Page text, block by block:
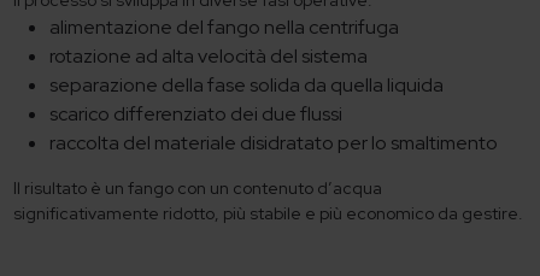
alimentazione del fango nella centrifuga
rotazione ad alta velocità del sistema
separazione della fase solida da quella liquida
scarico differenziato dei due flussi
raccolta del materiale disidratato per lo smaltimento
Il risultato è un fango con un contenuto d’acqua
significativamente ridotto, più stabile e più economico da gestire.